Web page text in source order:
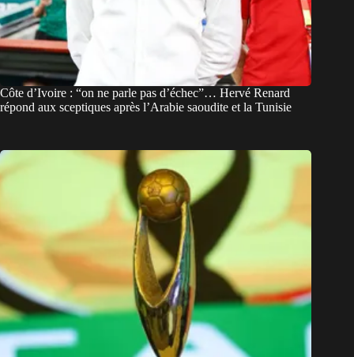
Côte d’Ivoire : “on ne parle pas d’échec”… Hervé Renard
répond aux sceptiques après l’Arabie saoudite et la Tunisie